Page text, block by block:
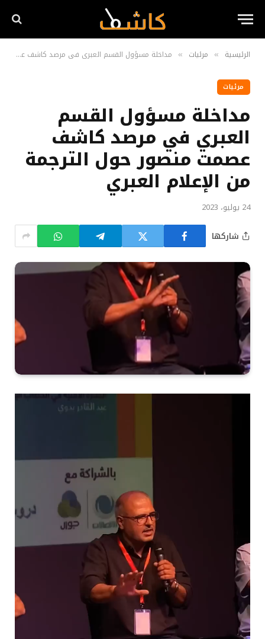
الرئيسية » مرئيات » مداخلة مسؤول القسم العبري في مرصد كاشف عصمت منصور حول الترجمة من الإعلام العبري
مرئيات
مداخلة مسؤول القسم
العبري في مرصد كاشف
عصمت منصور حول الترجمة
من الإعلام العبري
24 يوليو، 2023
شاركها